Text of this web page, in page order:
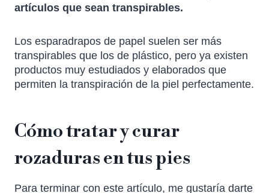
artículos que sean transpirables.
Los esparadrapos de papel suelen ser más
transpirables que los de plástico, pero ya existen
productos muy estudiados y elaborados que
permiten la transpiración de la piel perfectamente.
Cómo tratar y curar
rozaduras en tus pies
Para terminar con este artículo, me gustaría darte